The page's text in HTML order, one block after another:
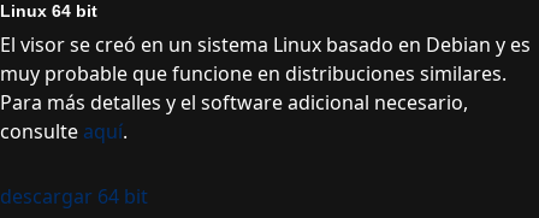
Linux 64 bit
El visor se creó en un sistema Linux basado en Debian y es
muy probable que funcione en distribuciones similares.
Para más detalles y el software adicional necesario,
consulte aquí.
descargar 64 bit